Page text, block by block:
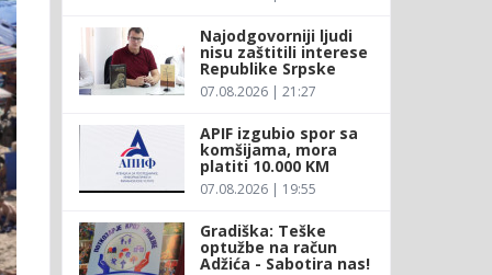
Najodgovorniji ljudi
nisu zaštitili interese
Republike Srpske
07.08.2026 | 21:27
APIF izgubio spor sa
komšijama, mora
platiti 10.000 KM
07.08.2026 | 19:55
Gradiška: Teške
optužbe na račun
Adžića - Sabotira nas!